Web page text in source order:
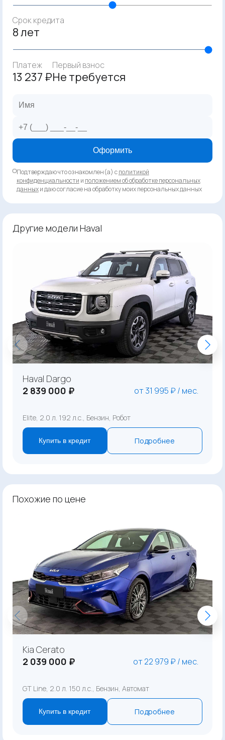
Срок кредита
8 лет
Платеж
13 237 ₽
Первый взнос
Не требуется
Оформить
Подтверждаю что ознакомлен(а) сполитикой
конфиденциальности и положением об обработке персональных
данныхи даю согласие на обработку моих персональных данных
Другие модели Haval
Haval Dargo
2 839 000 ₽
от 31 995 ₽ / мес.
Elite, 2.0 л. 192 л.с., Бензин, Робот
Купить в кредит Подробнее
Похожие по цене
Kia Cerato
2 039 000 ₽
от 22 979 ₽ / мес.
GT Line, 2.0 л. 150 л.с., Бензин, Автомат
Купить в кредит Подробнее